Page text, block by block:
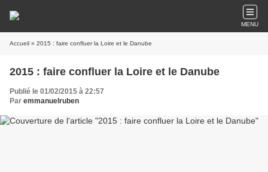
MENU
Accueil » 2015 : faire confluer la Loire et le Danube
2015 : faire confluer la Loire et le Danube
Publié le 01/02/2015 à 22:57
Par emmanuelruben